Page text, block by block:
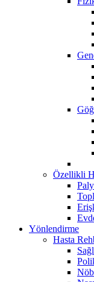
Özellikli
Yönlendirme
Hasta